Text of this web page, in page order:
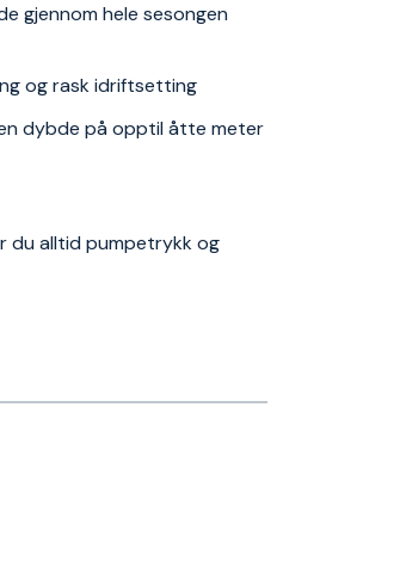
gjennom hele sesongen
og rask idriftsetting
dybde på opptil åtte meter
du alltid pumpetrykk og